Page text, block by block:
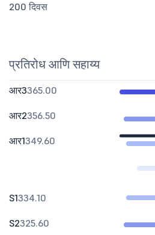
200 दिवस
प्रतिरोध आणि सहाय्य
आर3365.00
आर2356.50
आर1349.60
S1334.10
S2325.60